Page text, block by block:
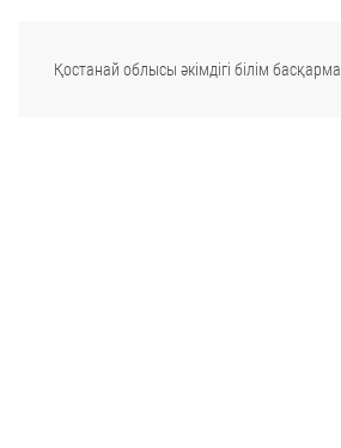
Қостанай облысы әкімдігі білім